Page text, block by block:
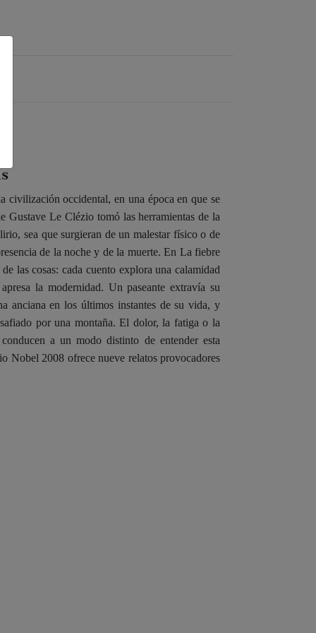
civilización occidental, en una época en que se
Gustave Le Clézio tomó las herramientas de la
sea que surgieran de un malestar físico o de
de la noche y de la muerte. En La fiebre
las cosas: cada cuento explora una calamidad
la modernidad. Un paseante extravía su
anciana en los últimos instantes de su vida, y
por una montaña. El dolor, la fatiga o la
a un modo distinto de entender esta
Nobel 2008 ofrece nueve relatos provocadores